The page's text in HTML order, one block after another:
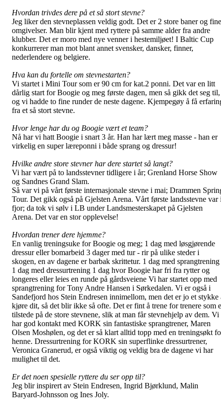
Hvordan trivdes dere på et så stort stevne?
Jeg liker den stevneplassen veldig godt. Det er 2 store baner og fine
omgivelser. Man blir kjent med ryttere på samme alder fra andre
klubber. Det er moro med nye venner i hestemiljøet! I Baltic Cup
konkurrerer man mot blant annet svensker, dansker, finner,
nederlendere og belgiere.
Hva kan du fortelle om stevnestarten?
Vi startet i Mini Tour som er 90 cm for kat.2 ponni. Det var en litt
dårlig start for Boogie og meg første dagen, men så gikk det seg til,
og vi hadde to fine runder de neste dagene. Kjempegøy å få
fra et så stort stevne.
Hvor lenge har du og Boogie vært et team?
Nå har vi hatt Boogie i snart 3 år. Han har lært meg masse - han er
virkelig en super læreponni i både sprang og dressur!
Hvilke andre store stevner har dere startet så langt?
Vi har vært på to landsstevner tidligere i år; Grenland Horse Show
og Sandnes Grand Slam.
Så var vi på vårt første internasjonale stevne i mai; Drammen
Tour. Det gikk også på Gjelsten Arena. Vårt første landsstevne var
fjor; da tok vi sølv i LB under Landsmesterskapet på Gjelsten
Arena. Det var en stor opplevelse!
Hvordan trener dere hjemme?
En vanlig treningsuke for Boogie og meg; 1 dag med løsgjørende
dressur eller bomarbeid 3 dager med tur - rir på ulike steder i
skogen, en av dagene er barbak skrittetur. 1 dag med sprangtrening
1 dag med dressurtrening 1 dag hvor Boogie har fri fra rytter og
longeres eller leies en runde på gårdsveiene Vi har startet opp med
sprangtrening for Tony Andre Hansen i Sørkedalen. Vi er også i
Sandefjord hos Stein Endresen innimellom, men det er jo et stykke
kjøre dit, så det blir ikke så ofte. Det er fint å trene for trenere som
tilstede på de store stevnene, slik at man får stevnehjelp av dem. Vi
har god kontakt med KORK sin fantastiske sprangtrener, Maren
Olsen Moshølen, og det er så klart alltid topp med en treningsøkt
henne. Dressurtrening for KORK sin superflinke dressurtrener,
Veronica Granerud, er også viktig og veldig bra de dagene vi har
mulighet til det.
Er det noen spesielle ryttere du ser opp til?
Jeg blir inspirert av Stein Endresen, Ingrid Bjørklund, Malin
Baryard-Johnsson og Ines Joly.